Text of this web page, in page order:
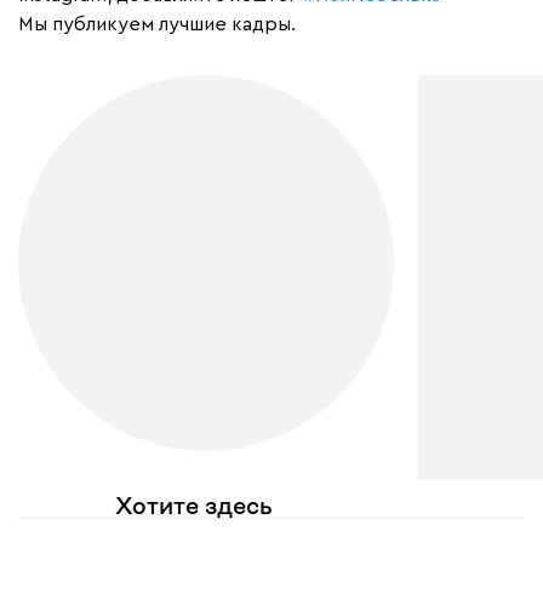
Мы публикуем лучшие кадры.
Хотите здесь